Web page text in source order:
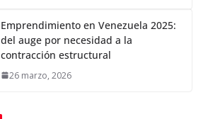
Emprendimiento en Venezuela 2025:
del auge por necesidad a la
contracción estructural
26 marzo, 2026